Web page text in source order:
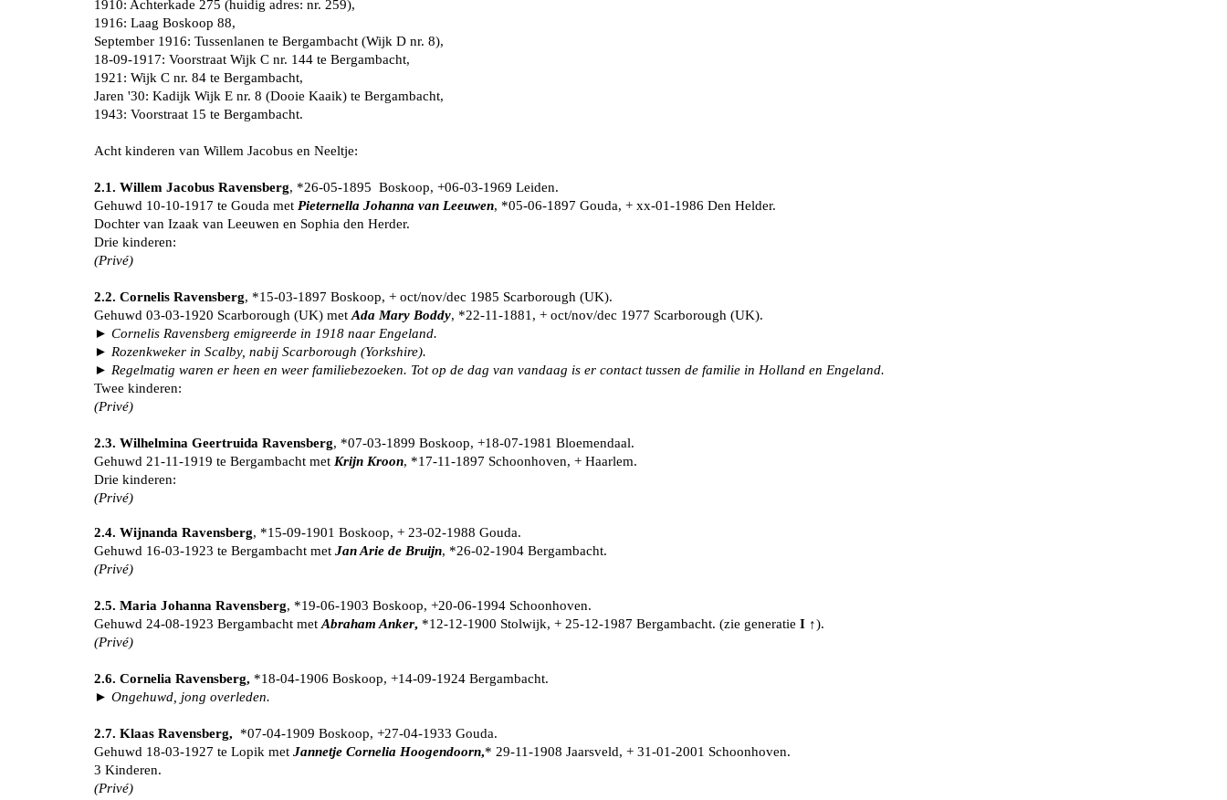
1910: Achterkade 275 (huidig adres: nr. 259),
1916: Laag Boskoop 88,
September 1916: Tussenlanen te Bergambacht (Wijk D nr. 8),
18-09-1917: Voorstraat Wijk C nr. 144 te Bergambacht,
1921: Wijk C nr. 84 te Bergambacht,
Jaren '30: Kadijk Wijk E nr. 8 (Dooie Kaaik) te Bergambacht,
1943: Voorstraat 15 te Bergambacht.
Acht kinderen van Willem Jacobus en Neeltje:
2.1. Willem Jacobus Ravensberg, *26-05-1895 Boskoop, +06-03-1969 Leiden.
Gehuwd 10-10-1917 te Gouda met Pieternella Johanna van Leeuwen, *05-06-1897 Gouda, + xx-01-1986 Den Helder.
Dochter van Izaak van Leeuwen en Sophia den Herder.
Drie kinderen:
(Privé)
2.2. Cornelis Ravensberg, *15-03-1897 Boskoop, + oct/nov/dec 1985 Scarborough (UK).
Gehuwd 03-03-1920 Scarborough (UK) met Ada Mary Boddy, *22-11-1881, + oct/nov/dec 1977 Scarborough (UK).
► Cornelis Ravensberg emigreerde in 1918 naar Engeland.
► Rozenkweker in Scalby, nabij Scarborough (Yorkshire).
► Regelmatig waren er heen en weer familiebezoeken. Tot op de dag van vandaag is er contact tussen de familie in Holland en Engeland.
Twee kinderen:
(Privé)
2.3. Wilhelmina Geertruida Ravensberg, *07-03-1899 Boskoop, +18-07-1981 Bloemendaal.
Gehuwd 21-11-1919 te Bergambacht met Krijn Kroon, *17-11-1897 Schoonhoven, + Haarlem.
Drie kinderen:
(Privé)
2.4. Wijnanda Ravensberg, *15-09-1901 Boskoop, + 23-02-1988 Gouda.
Gehuwd 16-03-1923 te Bergambacht met Jan Arie de Bruijn, *26-02-1904 Bergambacht.
(Privé)
2.5. Maria Johanna Ravensberg, *19-06-1903 Boskoop, +20-06-1994 Schoonhoven.
Gehuwd 24-08-1923 Bergambacht met Abraham Anker, *12-12-1900 Stolwijk, + 25-12-1987 Bergambacht. (zie generatie I↑).
(Privé)
2.6. Cornelia Ravensberg, *18-04-1906 Boskoop, +14-09-1924 Bergambacht.
► Ongehuwd, jong overleden.
2.7. Klaas Ravensberg, *07-04-1909 Boskoop, +27-04-1933 Gouda.
Gehuwd 18-03-1927 te Lopik met Jannetje Cornelia Hoogendoorn,* 29-11-1908 Jaarsveld, + 31-01-2001 Schoonhoven.
3 Kinderen.
(Privé)